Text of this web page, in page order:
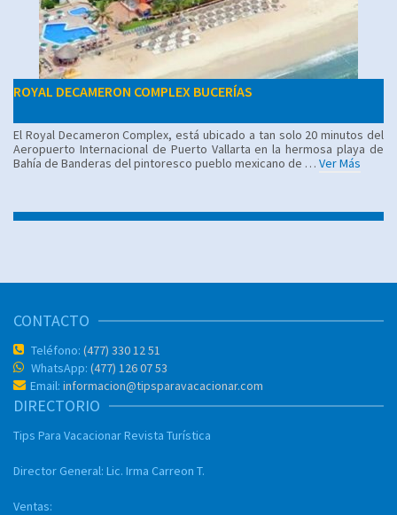
ROYAL DECAMERON COMPLEX BUCERÍAS
El Royal Decameron Complex, está ubicado a tan solo 20 minutos del
Aeropuerto Internacional de Puerto Vallarta en la hermosa playa de
Bahía de Banderas del pintoresco pueblo mexicano de … Ver Más
CONTACTO
Teléfono: (477) 330 12 51
WhatsApp: (477) 126 07 53
Email: informacion@tipsparavacacionar.com
DIRECTORIO
Tips Para VacacionarRevista Turística
Director General: Lic. Irma Carreon T.
Ventas: